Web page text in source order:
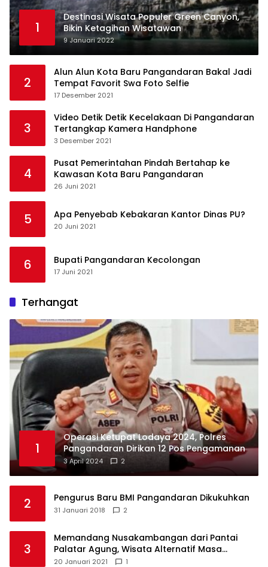
1
Destinasi Wisata Populer Green Canyon,
Bikin Ketagihan Wisatawan
9 Januari 2022
2
Alun Alun Kota Baru Pangandaran Bakal Jadi
Tempat Favorit Swa Foto Selfie
17 Desember 2021
3
Video Detik Detik Kecelakaan Di Pangandaran
Tertangkap Kamera Handphone
3 Desember 2021
4
Pusat Pemerintahan Pindah Bertahap ke
Kawasan Kota Baru Pangandaran
26 Juni 2021
5 Apa Penyebab Kebakaran Kantor Dinas PU?
20 Juni 2021
6 Bupati Pangandaran Kecolongan
17 Juni 2021
Terhangat
1
Operasi Ketupat Lodaya 2024, Polres
Pangandaran Dirikan 12 Pos Pengamanan
3 April 2024 2
2 Pengurus Baru BMI Pangandaran Dikukuhkan
31 Januari 2018 2
3
Memandang Nusakambangan dari Pantai
Palatar Agung, Wisata Alternatif Masa
Pandemi
20 Januari 2021 1